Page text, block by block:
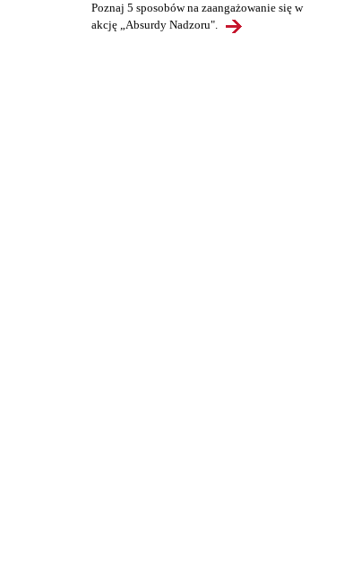
Poznaj 5 sposobów na zaangażowanie się w
akcję „Absurdy Nadzoru".